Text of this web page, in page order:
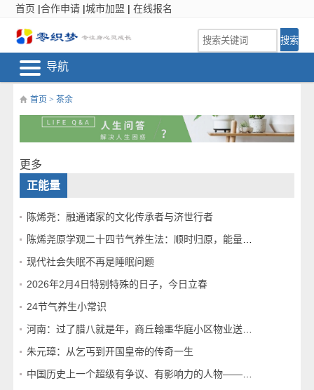
首页 |合作申请 |城市加盟 |在线报名
导航
首页 > 茶余
更多
正能量
陈烯尧：融通诸家的文化传承者与济世行者
陈烯尧原学观二十四节气养生法：顺时归原，能量合道
现代社会失眠不再是睡眠问题
2026年2月4日特别特殊的日子，今日立春
24节气养生小常识
河南：过了腊八就是年，商丘翰墨华庭小区物业送腊八福“粥”
朱元璋：从乞丐到开国皇帝的传奇一生
中国历史上一个超级有争议、有影响力的人物——秦始皇